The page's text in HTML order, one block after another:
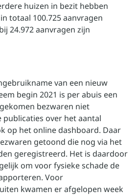
huizen in bezit hebben
totaal 100.725 aanvragen
24.972 aanvragen zijn
van een nieuw
begin 2021 is per abuis een
bezwaren niet
publicaties over het aantal
op het online dashboard. Daar
getoond die nog via het
geregistreerd. Het is daardoor
om voor fysieke schade de
Voor
kwamen er afgelopen week